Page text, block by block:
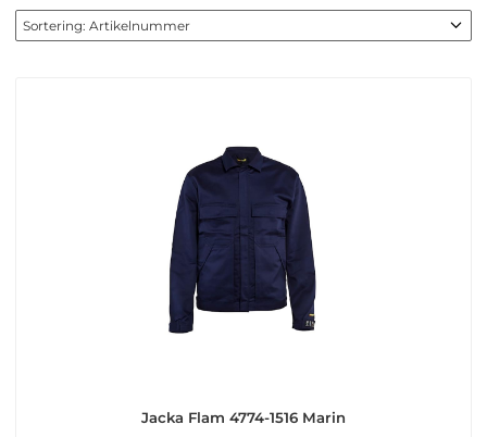
Jacka Flam 4774-1516 Marin